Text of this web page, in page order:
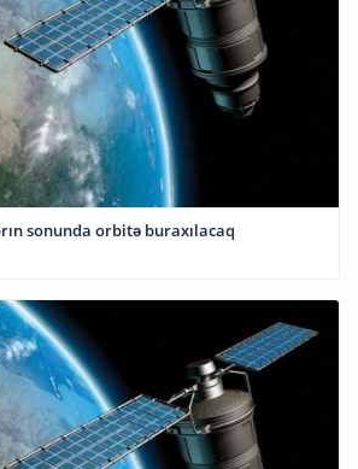
sonunda orbitə buraxılacaq